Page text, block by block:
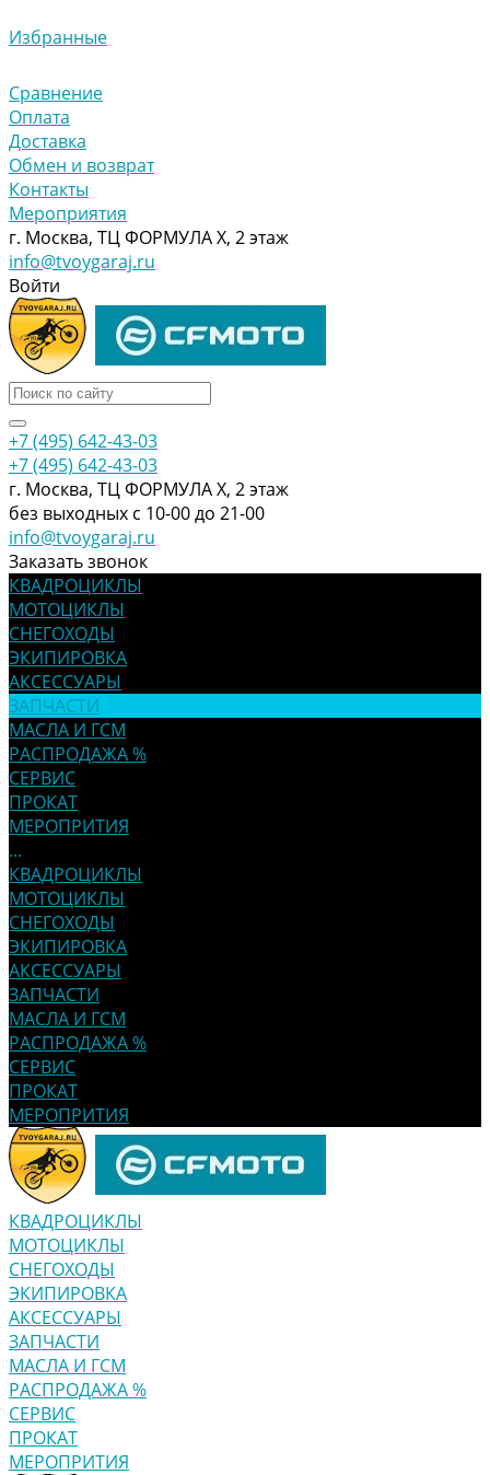
Избранные
Сравнение
Оплата
Доставка
Обмен и возврат
Контакты
Мероприятия
г. Москва, ТЦ ФОРМУЛА Х, 2 этаж
info@tvoygaraj.ru
Войти
+7 (495) 642-43-03
+7 (495) 642-43-03
г. Москва, ТЦ ФОРМУЛА Х, 2 этаж
без выходных с 10-00 до 21-00
info@tvoygaraj.ru
Заказать звонок
КВАДРОЦИКЛЫ
МОТОЦИКЛЫ
СНЕГОХОДЫ
ЭКИПИРОВКА
АКСЕССУАРЫ
ЗАПЧАСТИ
МАСЛА И ГСМ
РАСПРОДАЖА %
СЕРВИС
ПРОКАТ
МЕРОПРИТИЯ
...
КВАДРОЦИКЛЫ
МОТОЦИКЛЫ
СНЕГОХОДЫ
ЭКИПИРОВКА
АКСЕССУАРЫ
ЗАПЧАСТИ
МАСЛА И ГСМ
РАСПРОДАЖА %
СЕРВИС
ПРОКАТ
МЕРОПРИТИЯ
КВАДРОЦИКЛЫ
МОТОЦИКЛЫ
СНЕГОХОДЫ
ЭКИПИРОВКА
АКСЕССУАРЫ
ЗАПЧАСТИ
МАСЛА И ГСМ
РАСПРОДАЖА %
СЕРВИС
ПРОКАТ
МЕРОПРИТИЯ